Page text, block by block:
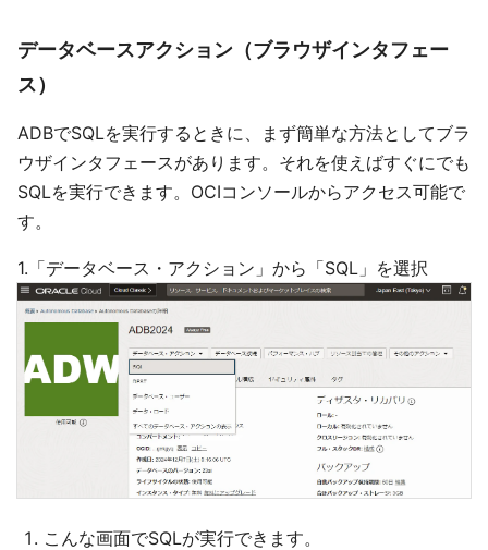
データベースアクション（ブラウザインタフェー
ス）
ADBでSQLを実行するときに、まず簡単な方法としてブラ
ウザインタフェースがあります。それを使えばすぐにでも
SQLを実行できます。OCIコンソールからアクセス可能で
す。
1.「データベース・アクション」から「SQL」を選択
こんな画面でSQLが実行できます。